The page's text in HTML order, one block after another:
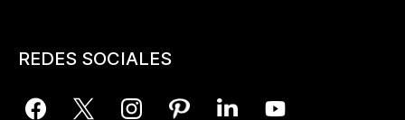
REDES SOCIALES